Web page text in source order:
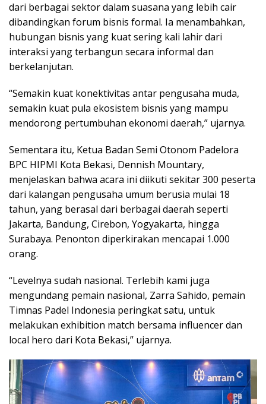
dari berbagai sektor dalam suasana yang lebih cair
dibandingkan forum bisnis formal. Ia menambahkan,
hubungan bisnis yang kuat sering kali lahir dari
interaksi yang terbangun secara informal dan
berkelanjutan.
“Semakin kuat konektivitas antar pengusaha muda,
semakin kuat pula ekosistem bisnis yang mampu
mendorong pertumbuhan ekonomi daerah,” ujarnya.
Sementara itu, Ketua Badan Semi Otonom Padelora
BPC HIPMI Kota Bekasi, Dennish Mountary,
menjelaskan bahwa acara ini diikuti sekitar 300 peserta
dari kalangan pengusaha umum berusia mulai 18
tahun, yang berasal dari berbagai daerah seperti
Jakarta, Bandung, Cirebon, Yogyakarta, hingga
Surabaya. Penonton diperkirakan mencapai 1.000
orang.
“Levelnya sudah nasional. Terlebih kami juga
mengundang pemain nasional, Zarra Sahido, pemain
Timnas Padel Indonesia peringkat satu, untuk
melakukan exhibition match bersama influencer dan
local hero dari Kota Bekasi,” ujarnya.